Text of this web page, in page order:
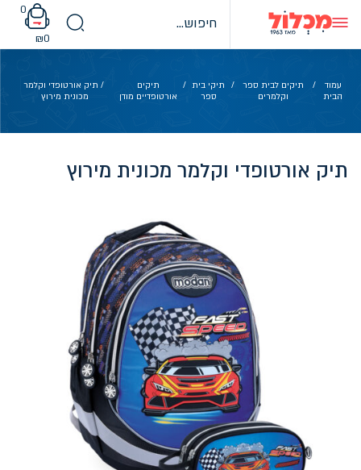
content
0
₪0
עמוד
הבית
/
תיקים לבית ספר
וקלמרים
/
תיקי בית
ספר
/
תיקים
אורטופדיים מודן
/ תיק אורטופדי וקלמר
מכונית מירוץ
תיק אורטופדי וקלמר מכונית מירוץ